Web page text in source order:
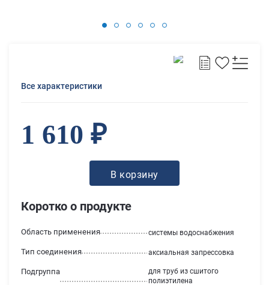
Коротко о продукте
Область применения системы водоснабжения
Тип соединения аксиальная запрессовка
Подгруппа
для труб из сшитого
полиэтилена
Все характеристики
1 610 ₽
В корзину